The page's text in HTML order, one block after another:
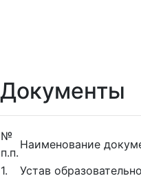
Документы
№
п.п.
Наименование
1.
Устав